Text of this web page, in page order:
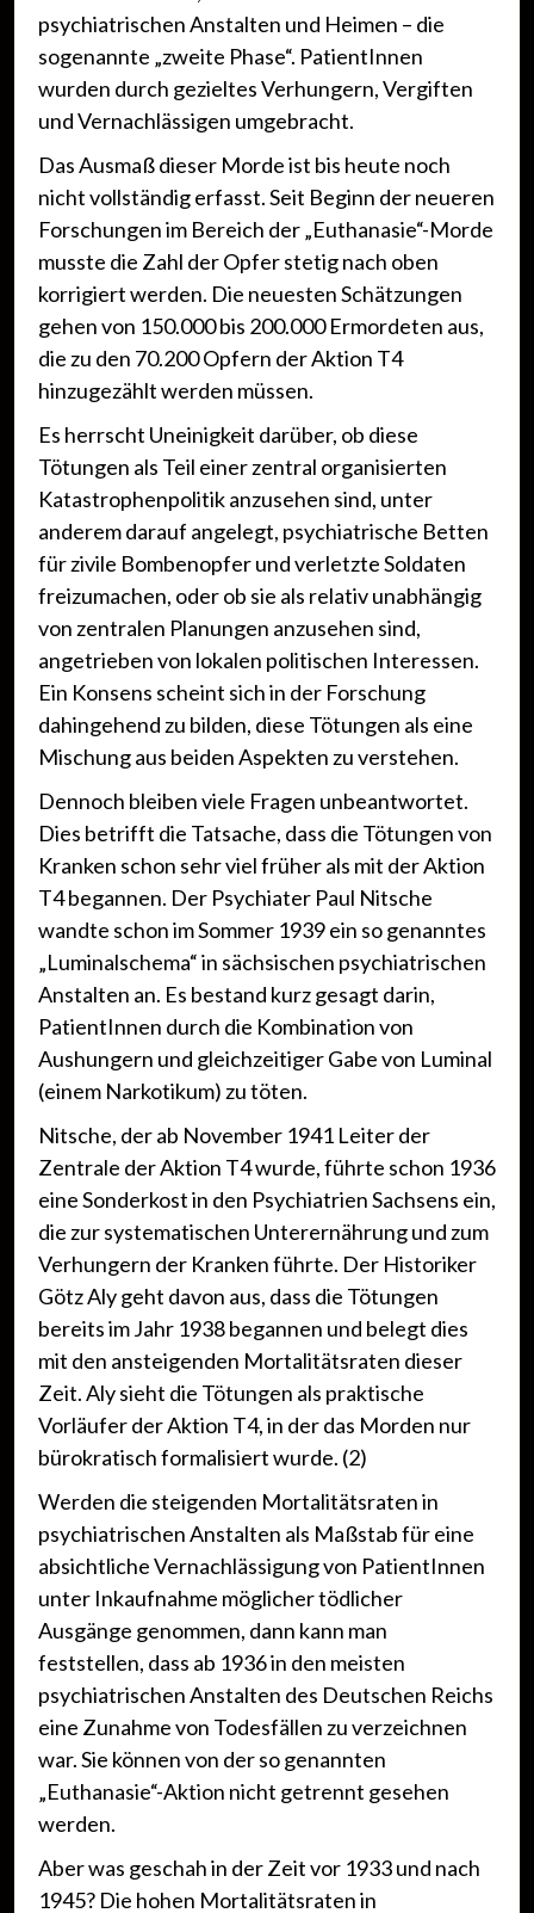
psychiatrischen Anstalten und Heimen – die
sogenannte „zweite Phase“. PatientInnen
wurden durch gezieltes Verhungern, Vergiften
und Vernachlässigen umgebracht.
Das Ausmaß dieser Morde ist bis heute noch
nicht vollständig erfasst. Seit Beginn der neueren
Forschungen im Bereich der „Euthanasie“-Morde
musste die Zahl der Opfer stetig nach oben
korrigiert werden. Die neuesten Schätzungen
gehen von 150.000 bis 200.000 Ermordeten aus,
die zu den 70.200 Opfern der Aktion T4
hinzugezählt werden müssen.
Es herrscht Uneinigkeit darüber, ob diese
Tötungen als Teil einer zentral organisierten
Katastrophenpolitik anzusehen sind, unter
anderem darauf angelegt, psychiatrische Betten
für zivile Bombenopfer und verletzte Soldaten
freizumachen, oder ob sie als relativ unabhängig
von zentralen Planungen anzusehen sind,
angetrieben von lokalen politischen Interessen.
Ein Konsens scheint sich in der Forschung
dahingehend zu bilden, diese Tötungen als eine
Mischung aus beiden Aspekten zu verstehen.
Dennoch bleiben viele Fragen unbeantwortet.
Dies betrifft die Tatsache, dass die Tötungen von
Kranken schon sehr viel früher als mit der Aktion
T4 begannen. Der Psychiater Paul Nitsche
wandte schon im Sommer 1939 ein so genanntes
„Luminalschema“ in sächsischen psychiatrischen
Anstalten an. Es bestand kurz gesagt darin,
PatientInnen durch die Kombination von
Aushungern und gleichzeitiger Gabe von Luminal
(einem Narkotikum) zu töten.
Nitsche, der ab November 1941 Leiter der
Zentrale der Aktion T4 wurde, führte schon 1936
eine Sonderkost in den Psychiatrien Sachsens ein,
die zur systematischen Unterernährung und zum
Verhungern der Kranken führte. Der Historiker
Götz Aly geht davon aus, dass die Tötungen
bereits im Jahr 1938 begannen und belegt dies
mit den ansteigenden Mortalitätsraten dieser
Zeit. Aly sieht die Tötungen als praktische
Vorläufer der Aktion T4, in der das Morden nur
bürokratisch formalisiert wurde. (2)
Werden die steigenden Mortalitätsraten in
psychiatrischen Anstalten als Maßstab für eine
absichtliche Vernachlässigung von PatientInnen
unter Inkaufnahme möglicher tödlicher
Ausgänge genommen, dann kann man
feststellen, dass ab 1936 in den meisten
psychiatrischen Anstalten des Deutschen Reichs
eine Zunahme von Todesfällen zu verzeichnen
war. Sie können von der so genannten
„Euthanasie“-Aktion nicht getrennt gesehen
werden.
Aber was geschah in der Zeit vor 1933 und nach
1945? Die hohen Mortalitätsraten in